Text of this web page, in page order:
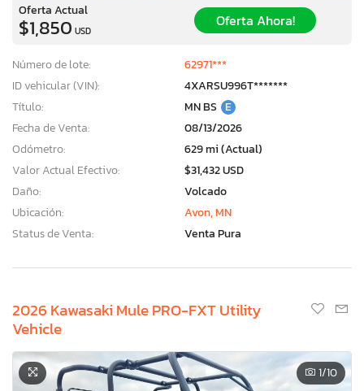
Oferta Actual
$1,850 USD
Oferta Ahora!
Número de lote:
62971***
ID vehicular (VIN):
4XARSU996T*******
Título:
MN BS E
Fecha de Venta:
08/13/2026
Odómetro:
629 mi (Actual)
Valor Actual Efectivo:
$31,432 USD
Daño:
Volcado
Ubicación:
Avon, MN
Status de Venta:
Venta Pura
2026 Kawasaki Mule PRO-FXT Utility
Vehicle
1/10